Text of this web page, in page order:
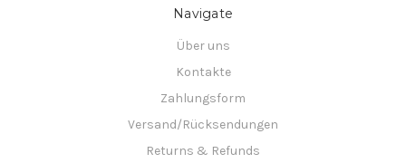
Navigate
Über uns
Kontakte
Zahlungsform
Versand/Rücksendungen
Returns & Refunds